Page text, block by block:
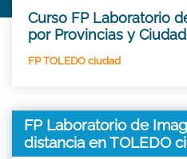
Curso FP Laboratorio
por Provincias y
FP TOLEDO ciudad
FP Laboratorio de
distancia en TOLEDO